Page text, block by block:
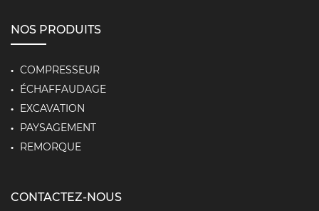
NOS PRODUITS
COMPRESSEUR
ÉCHAFFAUDAGE
EXCAVATION
PAYSAGEMENT
REMORQUE
CONTACTEZ-NOUS